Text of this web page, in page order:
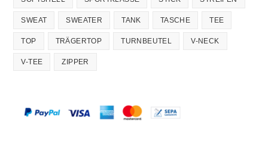
SWEAT SWEATER TANK TASCHE TEE
TOP TRÄGERTOP TURNBEUTEL V-NECK
V-TEE ZIPPER